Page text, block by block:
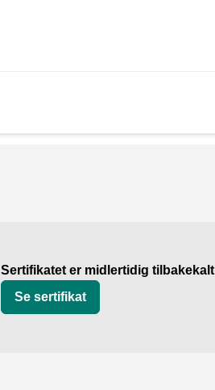
Sertifikatet er midlertidig tilbakekalt
Se sertifikat